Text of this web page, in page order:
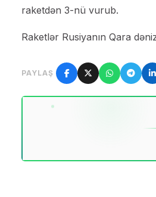
raketdən 3-nü vurub.
Raketlər Rusiyanın Qara
PAYLAŞ